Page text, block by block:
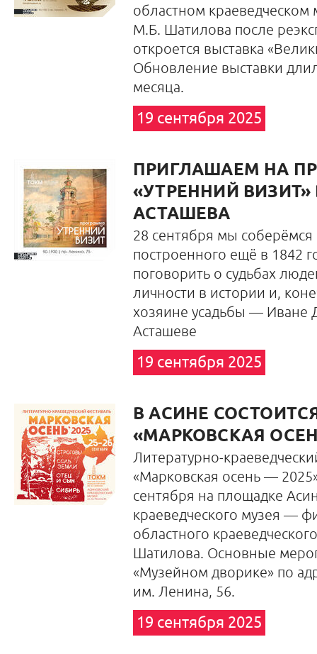
областном краеведческом
М.Б. Шатилова после
откроется выставка
Обновление выставки
месяца.
19 сентября 2025
ПРИГЛАШАЕМ НА
«УТРЕННИЙ
АСТАШЕВА
28 сентября мы соберёмся
построенного ещё в 1842
поговорить о судьбах
личности в истории и,
хозяине усадьбы — Иване
Асташеве
19 сентября 2025
В АСИНЕ
«МАРКОВСКАЯ
Литературно-
«Марковская осень —
сентября на площадке
краеведческого музея —
областного
Шатилова. Основные
«Музейном дворике» по
им. Ленина, 56.
19 сентября 2025